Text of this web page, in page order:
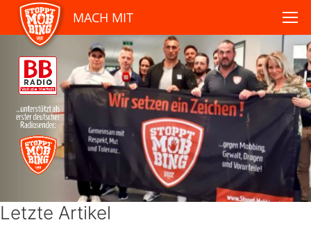
MACH MIT
Letzte Artikel